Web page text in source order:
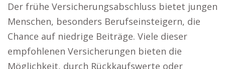
Der frühe Versicherungsabschluss bietet jungen
Menschen, besonders Berufseinsteigern, die
Chance auf niedrige Beiträge. Viele dieser
empfohlenen Versicherungen bieten die
Möglichkeit, durch Rückkaufswerte oder